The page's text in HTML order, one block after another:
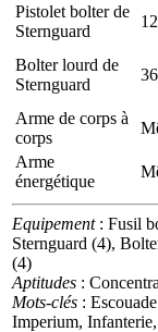
Pistolet bolter de
Sternguard
12
Bolter lourd de
Sternguard
36
Arme de corps à
corps
Arme
énergétique
Equipement: Fusil
Sternguard (4),
(4)
Aptitudes :
Mots-clés :
Imperium,